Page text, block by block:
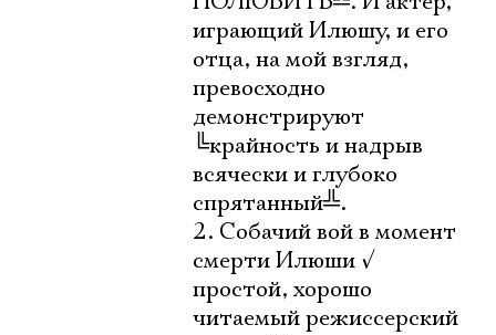
играющий Илюшу, и его
отца, на мой взгляд,
превосходно
демонстрируют
╚крайность и надрыв
всячески и глубоко
спрятанный╩.
2. Собачий вой в момент
смерти Илюши √
простой, хорошо
читаемый режиссерский